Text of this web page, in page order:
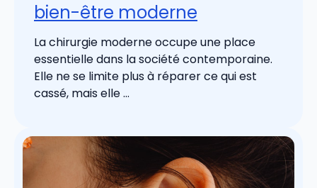
bien-être moderne
La chirurgie moderne occupe une place
essentielle dans la société contemporaine.
Elle ne se limite plus à réparer ce qui est
cassé, mais elle ...